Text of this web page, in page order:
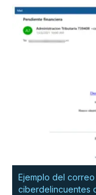
Ejemplo del
ciberdelincuentes